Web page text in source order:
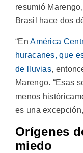
resumió
Brasil hace dos
“EnAmérica
huracanes, que
de lluvias,
Marengo. “Esas
menos
es una
Orígenes
miedo